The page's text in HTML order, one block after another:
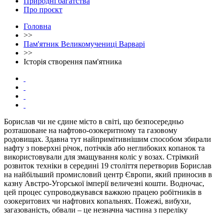
Про проєкт
Головна
>>
Пам'ятник Великомучениці Варварі
>>
Історія створення пам'ятника
Борислав чи не єдине місто в світі, що безпосередньо
розташоване на нафтово-озокеритному та газовому
родовищах. Здавна тут найпримітивнішим способом збирали
нафту з поверхні річок, потічків або неглибоких копанок та
використовували для змащування коліс у возах. Стрімкий
розвиток техніки в середині 19 століття перетворив Борислав
на найбільший промисловий центр Європи, який приносив в
казну Австро-Угорської імперії величезні кошти. Водночас,
цей процес супроводжувався важкою працею робітників в
озокеритових чи нафтових копальнях. Пожежі, вибухи,
загазованість, обвали – це незначна частина з переліку